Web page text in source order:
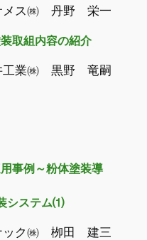
メス㈱ 丹野 栄一
取組内容の紹介
工業㈱ 黒野 竜嗣
事例～粉体塗装導
システム⑴
ック㈱ 栁田 建三